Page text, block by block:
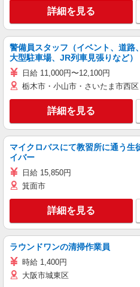
詳細を見る
警備員スタッフ（イベント、道路
大型駐車場、JR列車見張りなど）
日給 11,000円〜12,100円
栃木市・小山市・さいたま市西
詳細を見る
マイクロバスにて教習所に通う生
イバー
日給 15,850円
箕面市
詳細を見る
ラウンドワンの清掃作業員
時給 1,400円
大阪市城東区